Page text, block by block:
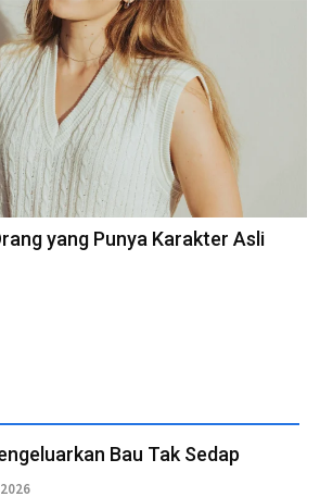
yang Punya Karakter Asli
Bau Tak Sedap